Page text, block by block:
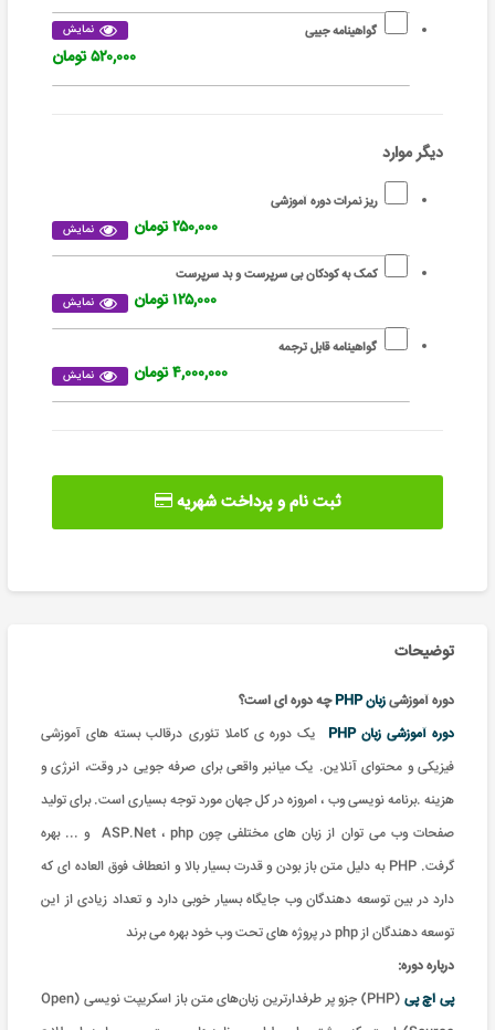
گواهینامه جیبی نمایش
۵۲۰,۰۰۰ تومان
دیگر موارد
ریز نمرات دوره آموزشی
نمایش ۲۵۰,۰۰۰ تومان
کمک به کودکان بی سرپرست و بد سرپرست
نمایش ۱۲۵,۰۰۰ تومان
گواهینامه قابل ترجمه
نمایش ۴,۰۰۰,۰۰۰ تومان
ثبت نام و پرداخت شهریه
توضیحات
دوره آموزشیزبان PHP
چه دوره ای است؟
دوره آموزشی زبان PHP
یک دوره ی کاملا تئوری درقالب بسته های آموزشی
فیزیکی و محتوای آنلاین. یک میانبر واقعی برای صرفه جویی در وقت، انرژی و
هزینه.برنامه نویسی وب ، امروزه در کل جهان مورد توجه بسیاری است. برای تولید
صفحات وب می توان از زبان های مختلفی چون ASP.Net ، php و ... بهره
گرفت. PHP به دلیل متن باز بودن و قدرت بسیار بالا و انعطاف فوق العاده ای که
دارد در بین توسعه دهندگان وب جایگاه بسیار خوبی دارد و تعداد زیادی از این
توسعه دهندگان از php در پروژه های تحت وب خود بهره می برند
درباره دوره:
پی اچ پی
(PHP) جزو پر طرفدارترین زبان‌های متن باز اسکریپت نویسی (Open